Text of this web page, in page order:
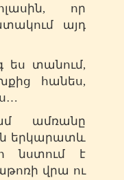
որ
այդ
ես տանում,
հանես,
ամռանը
երկարատև
նստում է
վրա ու